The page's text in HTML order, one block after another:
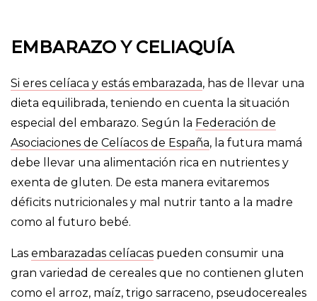
EMBARAZO Y CELIAQUÍA
Si eres celíaca y estás embarazada, has de llevar una
dieta equilibrada, teniendo en cuenta la situación
especial del embarazo. Según la Federación de
Asociaciones de Celíacos de España, la futura mamá
debe llevar una alimentación rica en nutrientes y
exenta de gluten. De esta manera evitaremos
déficits nutricionales y mal nutrir tanto a la madre
como al futuro bebé.
Las embarazadas celíacas pueden consumir una
gran variedad de cereales que no contienen gluten
como el arroz, maíz, trigo sarraceno, pseudocereales